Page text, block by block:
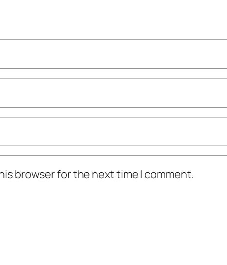
browser for the next time I comment.